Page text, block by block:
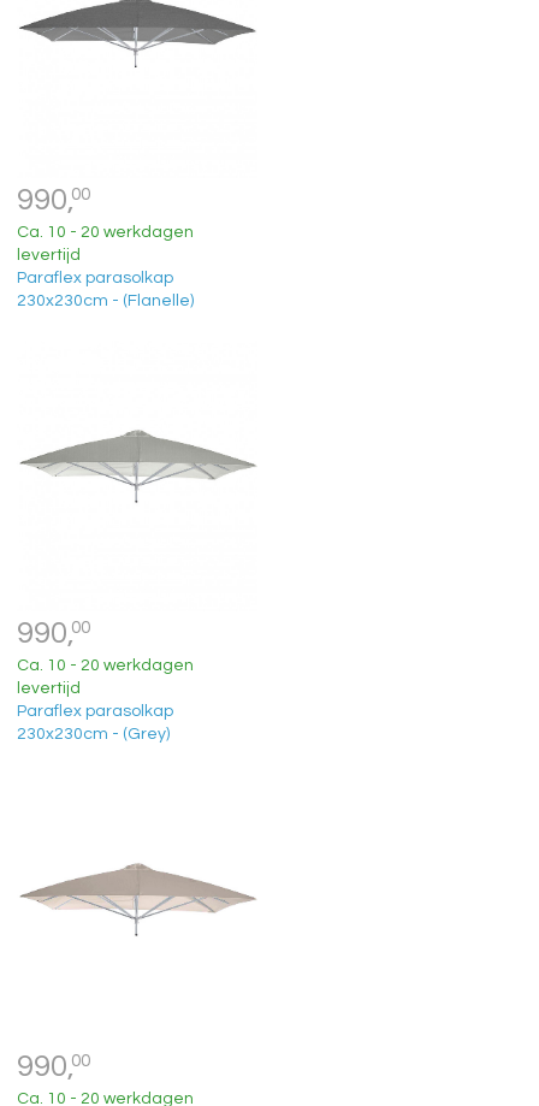
990,00
Ca. 10 - 20 werkdagen
levertijd
Paraflex parasolkap
230x230cm - (Flanelle)
990,00
Ca. 10 - 20 werkdagen
levertijd
Paraflex parasolkap
230x230cm - (Grey)
990,00
Ca. 10 - 20 werkdagen